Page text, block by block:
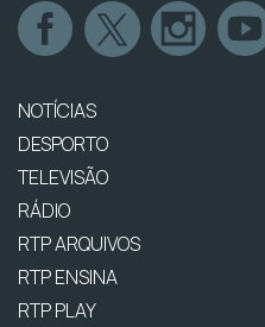
NOTÍCIAS
DESPORTO
TELEVISÃO
RÁDIO
RTP ARQUIVOS
RTP ENSINA
RTP PLAY